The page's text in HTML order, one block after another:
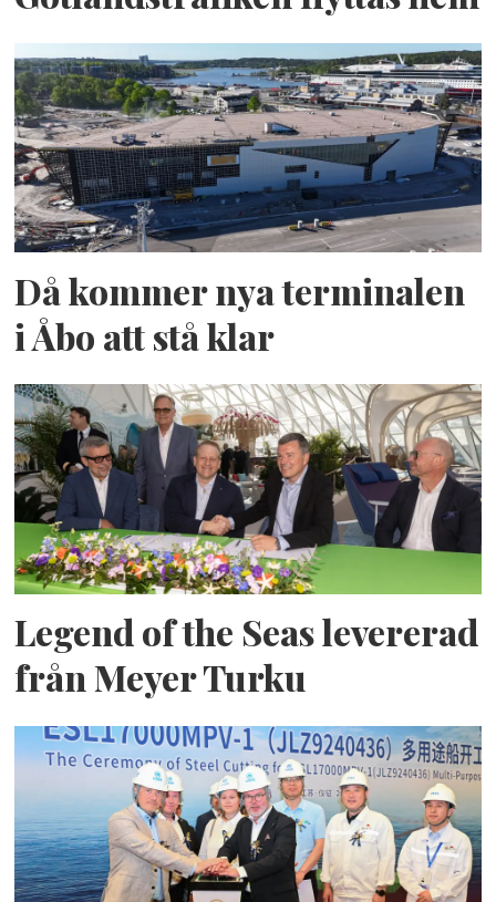
Då kommer nya terminalen
i Åbo att stå klar
Legend of the Seas levererad
från Meyer Turku